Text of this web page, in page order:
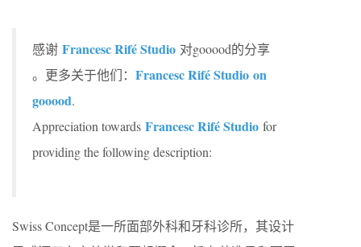
感谢 Francesc Rifé Studio 对gooood的分享
。更多关于他们： Francesc Rifé Studio on
gooood.
Appreciation towards Francesc Rifé Studio for
providing the following description:
Swiss Concept是一所面部外科和牙科诊所，其设计